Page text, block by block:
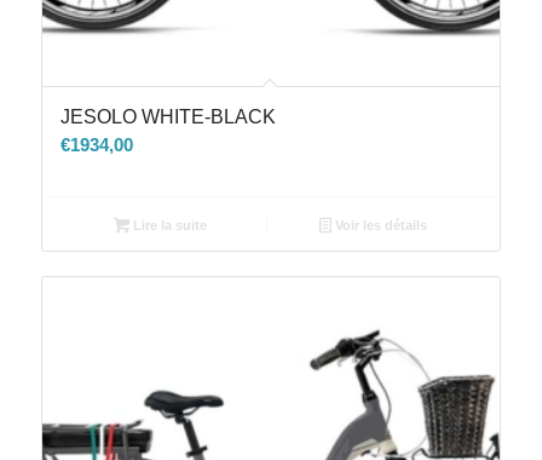
JESOLO WHITE-BLACK
€1934,00
Lire la suite Voir les détails